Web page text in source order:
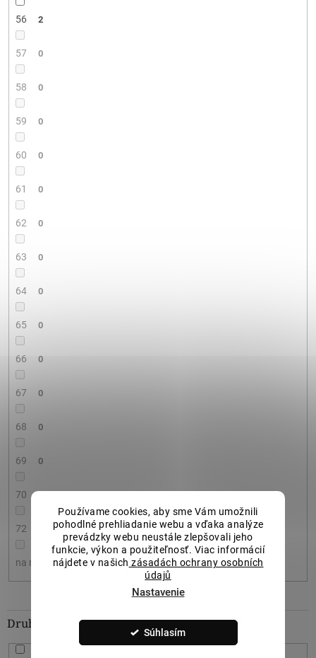
Používame cookies, aby sme Vám umožnili
pohodlné prehliadanie webu a vďaka analýze
prevádzky webu neustále zlepšovali jeho
funkcie, výkon a použiteľnosť. Viac informácií
nájdete v našich zásadách ochrany osobních
údajů
Nastavenie
Súhlasím
56 2
57 0
58 0
59 0
60 0
61 0
62 0
63 0
64 0
65 0
66 0
67 0
68 0
69 0
70
72
na mieru 0
Druh kameňa (ozdoba)